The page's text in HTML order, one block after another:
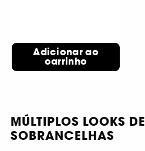
Adicionar ao
carrinho
MÚLTIPLOS LOOKS DE
SOBRANCELHAS